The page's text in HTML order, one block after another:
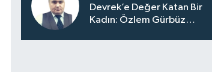
Devrek’e Değer Katan Bir
Kadın: Özlem Gürbüz